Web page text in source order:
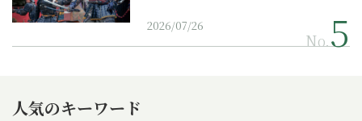
2026/07/26
No.
人気のキーワード